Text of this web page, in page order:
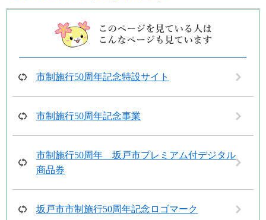
市制施行50周年記念特設サイト
市制施行50周年記念事業
市制施行50周年 坂戸市プレミアム付デジタル
商品券
坂戸市市制施行50周年記念ロゴマーク